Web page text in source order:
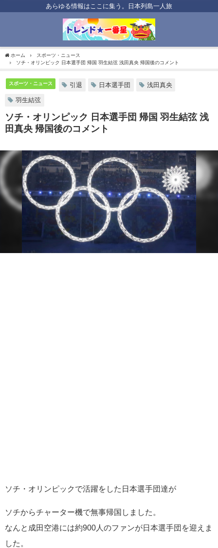
あらゆる情報はここに集う。日本列島一人旅
ホーム
スポーツ・ニュース
ソチ・オリンピック 日本選手団 帰国 羽生結弦 浅田真央 帰国後のコメント
スポーツ・ニュース 引退 日本選手団 浅田真央
羽生結弦
ソチ・オリンピック 日本選手団 帰国 羽生結弦 浅
田真央 帰国後のコメント
ソチ・オリンピックで活躍をした日本選手団達が
ソチからチャーター機で無事帰国しました。
なんと成田空港には約900人のファンが日本選手団を迎えま
した。